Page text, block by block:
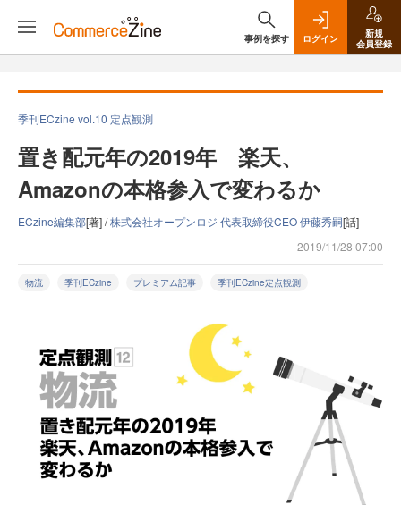
事例を探す ログイン
新規
会員登録
季刊ECzine vol.10 定点観測
置き配元年の2019年 楽天、
Amazonの本格参入で変わるか
ECzine編集部[著] /株式会社オープンロジ 代表取締役CEO 伊藤秀嗣[話]
2019/11/28 07:00
物流 季刊ECzine プレミアム記事 季刊ECzine定点観測